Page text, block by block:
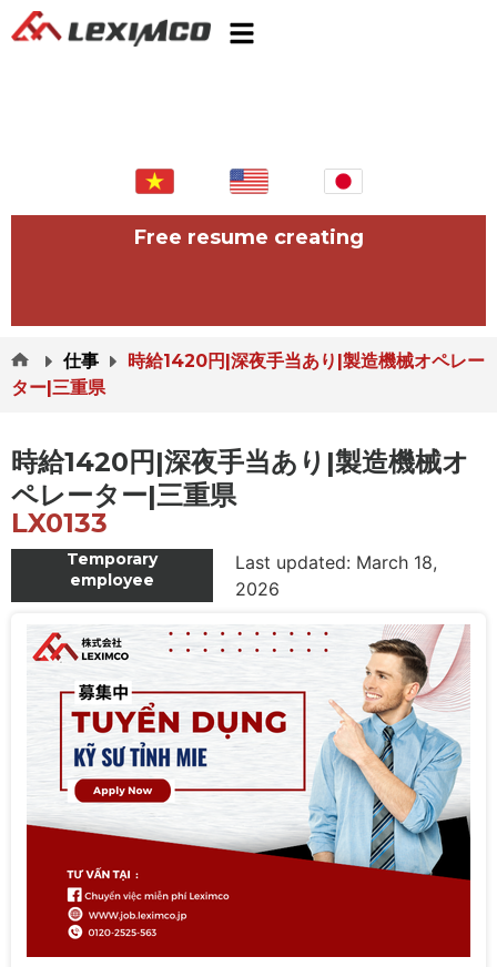
Free resume creating
仕事
時給1420円|深夜手当あり|製造機械オペレー
ター|三重県
時給1420円|深夜手当あり|製造機械オ
ペレーター|三重県
LX0133
Temporary
employee
Last updated: March 18,
2026